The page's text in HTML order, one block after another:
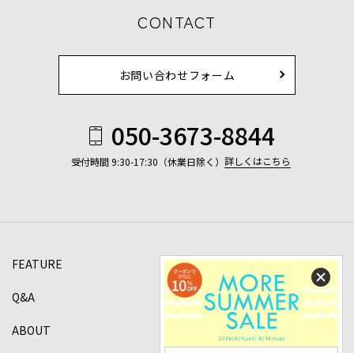
CONTACT
お問い合わせフォーム
050-3673-8844
受付時間 9:30-17:30（休業日除く） 詳しくはこちら
FEATURE
Q&A
ABOUT